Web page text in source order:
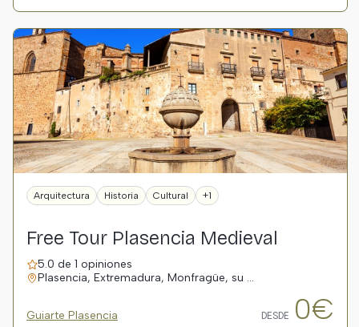
Arquitectura Historia Cultural +1
Free Tour Plasencia Medieval
5.0 de 1 opiniones
Plasencia, Extremadura, Monfragüe, su …
Guiarte Plasencia DESDE 0€